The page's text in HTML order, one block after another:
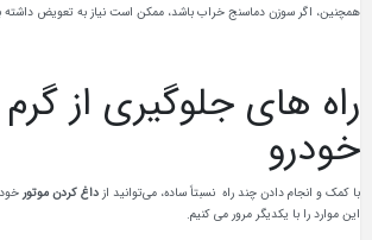
همچنین، اگر سوزن دماسنج خراب باشد، ممکن است نیاز به تعویض داشته
راه های جلوگیری از
خودرو
با کمک و انجام دادن چند راه نسبتاً ساده، می‌توانید از داغ کردن موتور
این موارد را با یکدیگر مرور می کنیم.